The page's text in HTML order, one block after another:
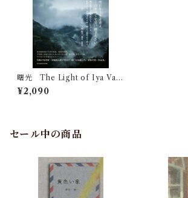
曙光 The Light of Iya Vall
ey
¥2,090
セール中の商品